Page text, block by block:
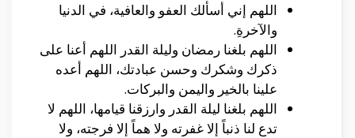
اللهم إني أسألك العفو والعافية، في الدنيا
والآخرةِ.
اللهم بلغنا رمضان وليلة القدر اللهم أعنا على
ذكرك وشكرك وحسن عبادتك، اللهم أعده
علينا بالخير واليمن والبركات.
اللهم بلغنا ليلة القدر وارزقنا قيامها، اللهم لا
تدع لنا ذنباً إلا غفرته ولا هماً إلا فرجته، ولا